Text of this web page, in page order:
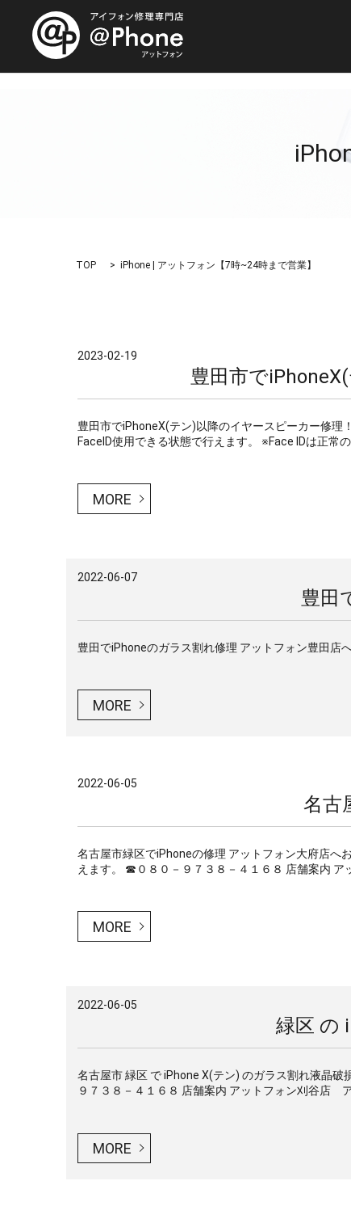
TOP iPhone | アットフォン【7時~24時まで営業】
2023-02-19
豊田市で
豊田市でiPhoneX(テン)以降のイヤースピーカー修理
FaceID使用できる状態で行えます。 ※Face IDは正常
MORE
2022-06-07
豊田
豊田でiPhoneのガラス割れ修理 アットフォン豊田
MORE
2022-06-05
名古
名古屋市緑区でiPhoneの修理 アットフォン大府店へ
えます。 ☎０８０－９７３８－４１６８ 店舗案内
MORE
2022-06-05
緑区 の
名古屋市 緑区 で iPhone X(テン) のガラス割れ液晶
９７３８－４１６８ 店舗案内 アットフォン刈谷店
MORE